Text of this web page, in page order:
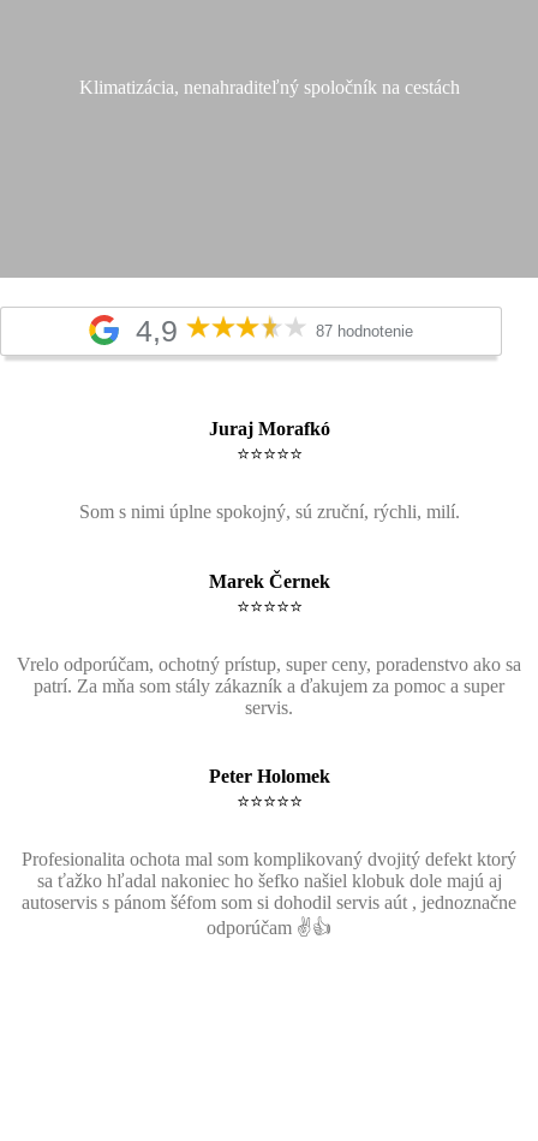
Klimatizácia, nenahraditeľný spoločník na cestách
4,9 87 hodnotenie
Juraj Morafkó
⭐⭐⭐⭐⭐
Som s nimi úplne spokojný, sú zruční, rýchli, milí.
Marek Černek
⭐⭐⭐⭐⭐
Vrelo odporúčam, ochotný prístup, super ceny, poradenstvo ako sa
patrí. Za mňa som stály zákazník a ďakujem za pomoc a super
servis.
Peter Holomek
⭐⭐⭐⭐⭐
Profesionalita ochota mal som komplikovaný dvojitý defekt ktorý
sa ťažko hľadal nakoniec ho šefko našiel klobuk dole majú aj
autoservis s pánom šéfom som si dohodil servis aút , jednoznačne
odporúčam ✌️👍